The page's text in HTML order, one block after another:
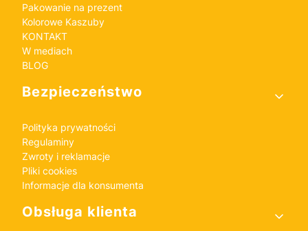
Pakowanie na prezent
Kolorowe Kaszuby
KONTAKT
W mediach
BLOG
Bezpieczeństwo
Polityka prywatności
Regulaminy
Zwroty i reklamacje
Pliki cookies
Informacje dla konsumenta
Obsługa klienta